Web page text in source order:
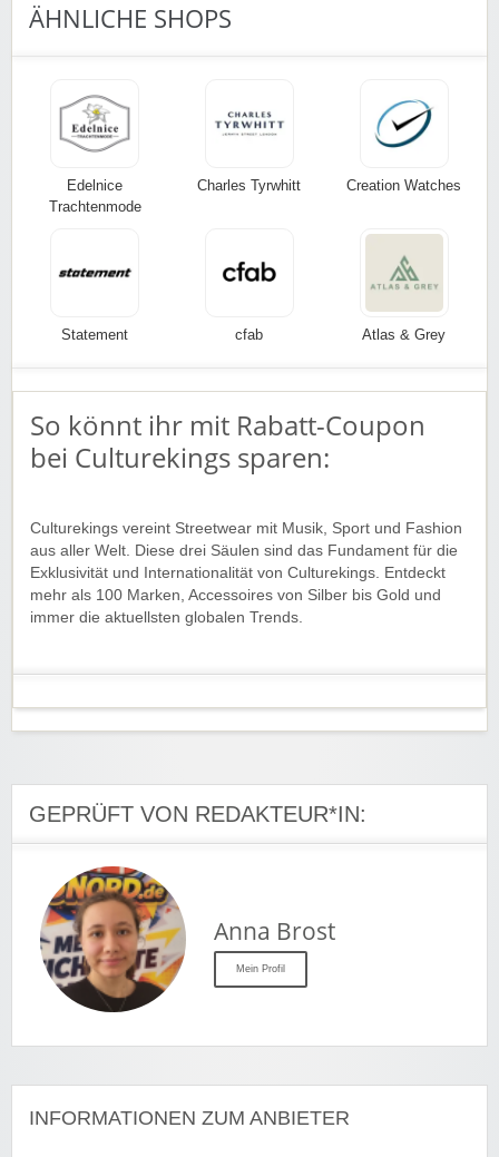
ÄHNLICHE SHOPS
Edelnice
Trachtenmode
Charles Tyrwhitt Creation Watches
Statement cfab Atlas & Grey
So könnt ihr mit Rabatt-Coupon
bei Culturekings sparen:
Culturekings vereint Streetwear mit Musik, Sport und Fashion
aus aller Welt. Diese drei Säulen sind das Fundament für die
Exklusivität und Internationalität von Culturekings. Entdeckt
mehr als 100 Marken, Accessoires von Silber bis Gold und
immer die aktuellsten globalen Trends.
GEPRÜFT VON REDAKTEUR*IN:
Anna Brost
Mein Profil
INFORMATIONEN ZUM ANBIETER